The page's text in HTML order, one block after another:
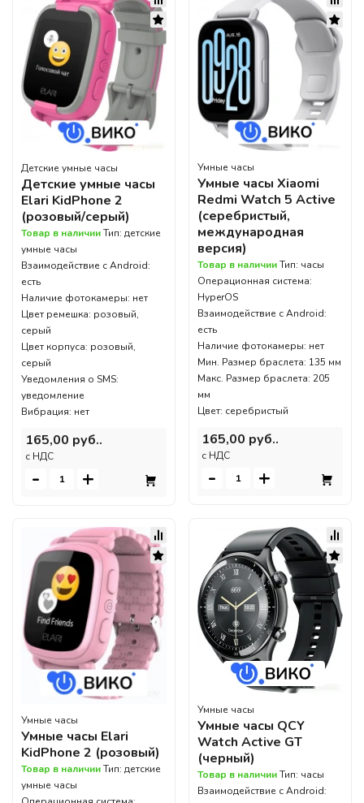
Детские умные часы
Детские умные часы
Elari KidPhone 2
(розовый/серый)
Товар в наличииТип: детские
умные часы
Взаимодействие с Android:
есть
Наличие фотокамеры: нет
Цвет ремешка: розовый,
серый
Цвет корпуса: розовый,
серый
Уведомления о SMS:
уведомление
Вибрация: нет
165,00 руб..
c НДС
- +
Умные часы
Умные часы Xiaomi
Redmi Watch 5 Active
(серебристый,
международная
версия)
Товар в наличииТип: часы
Операционная система:
HyperOS
Взаимодействие с Android:
есть
Наличие фотокамеры: нет
Мин. Размер браслета: 135 мм
Макс. Размер браслета: 205
мм
Цвет: серебристый
165,00 руб..
c НДС
- +
Умные часы
Умные часы Elari
KidPhone 2 (розовый)
Товар в наличииТип: детские
умные часы
Умные часы
Умные часы QCY
Watch Active GT
(черный)
Товар в наличииТип: часы
Взаимодействие с Android: